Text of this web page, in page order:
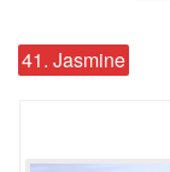
41. Jasmine